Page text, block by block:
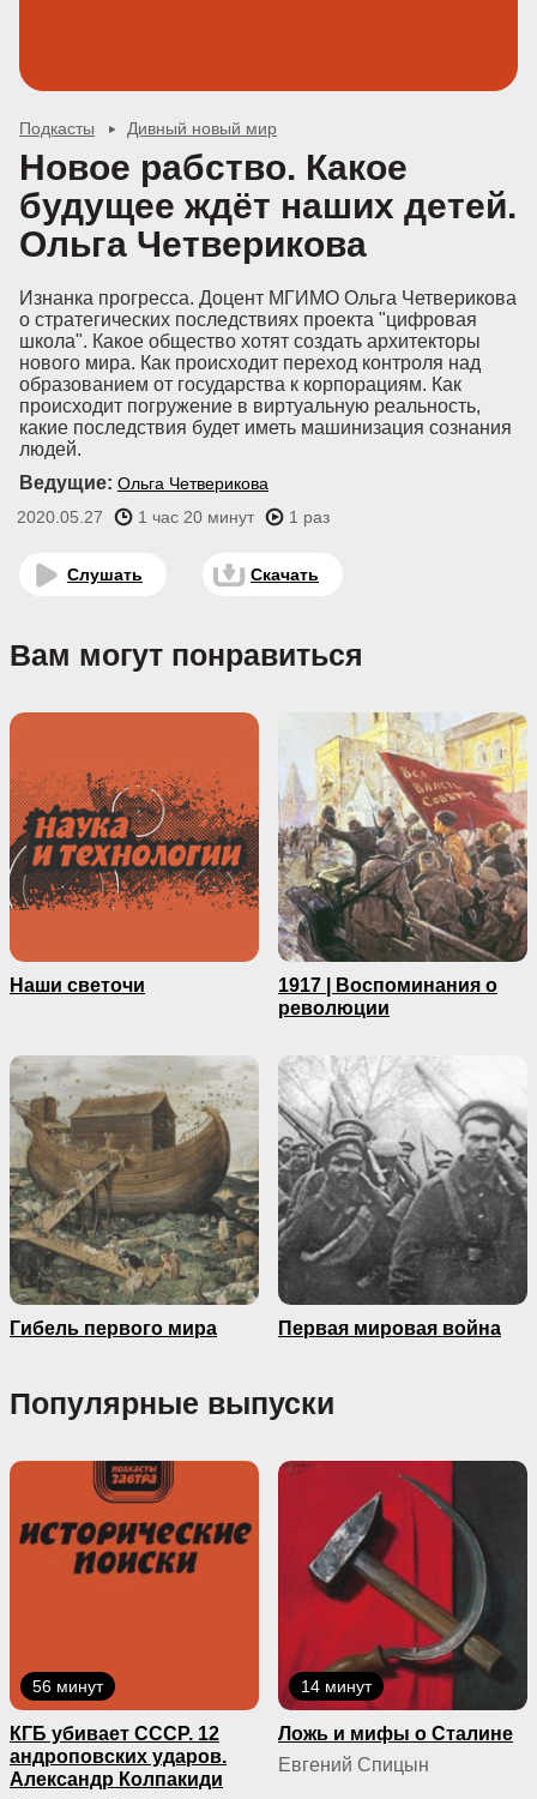
Подкасты Дивный новый мир
Новое рабство. Какое
будущее ждёт наших детей.
Ольга Четверикова
Изнанка прогресса. Доцент МГИМО Ольга Четверикова
о стратегических последствиях проекта "цифровая
школа". Какое общество хотят создать архитекторы
нового мира. Как происходит переход контроля над
образованием от государства к корпорациям. Как
происходит погружение в виртуальную реальность,
какие последствия будет иметь машинизация сознания
людей.
Ведущие: Ольга Четверикова
2020.05.27
1 час 20 минут 1 раз
Слушать Скачать
Вам могут понравиться
Наши светочи
1917 | Воспоминания о
революции
Гибель первого мира Первая мировая война
Популярные выпуски
56 минут
КГБ yбивaeт СССР. 12
андроповских ударов.
Александр Колпакиди
14 минут
Ложь и мифы о Сталине
Евгений Спицын